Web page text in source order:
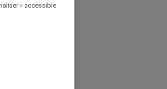
» accessible